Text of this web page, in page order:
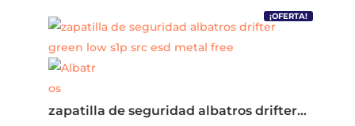
Las
opciones
elegir
¡OFERTA!
zapatilla de seguridad albatros drifter green low s1p src esd metal free